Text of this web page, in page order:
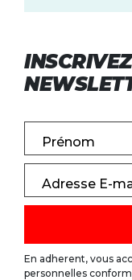
Prénom
Adresse E-
En adherent, vous
personnelles